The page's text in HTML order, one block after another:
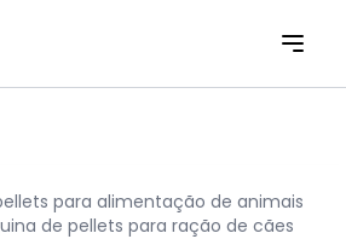
para alimentação de animais
de pellets para ração de cães